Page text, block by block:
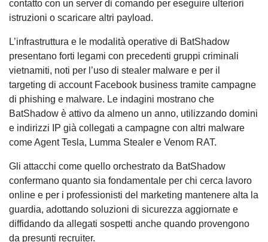
contatto con un server di comando per eseguire ulteriori
istruzioni o scaricare altri payload.
L’infrastruttura e le modalità operative di BatShadow
presentano forti legami con precedenti gruppi criminali
vietnamiti, noti per l’uso di stealer malware e per il
targeting di account Facebook business tramite campagne
di phishing e malware. Le indagini mostrano che
BatShadow è attivo da almeno un anno, utilizzando domini
e indirizzi IP già collegati a campagne con altri malware
come Agent Tesla, Lumma Stealer e Venom RAT.
Gli attacchi come quello orchestrato da BatShadow
confermano quanto sia fondamentale per chi cerca lavoro
online e per i professionisti del marketing mantenere alta la
guardia, adottando soluzioni di sicurezza aggiornate e
diffidando da allegati sospetti anche quando provengono
da presunti recruiter.